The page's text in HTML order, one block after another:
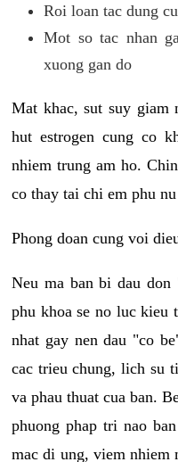
Roi loan tac dung
Mot so tac nhan
xuong gan do
Mat khac, sut suy giam
hut estrogen cung co
nhiem trung am ho.
co thay tai chi em phu
Phong doan cung voi
Neu ma ban bi dau don
phu khoa se no luc kieu
nhat gay nen dau "co
cac trieu chung, lich su
va phau thuat cua ban.
phuong phap tri nao
mac di ung, viem nhiem